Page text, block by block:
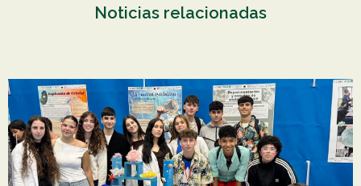
Noticias relacionadas